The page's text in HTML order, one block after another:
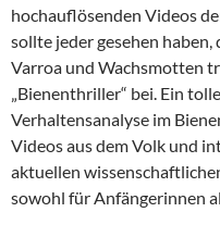
hochauflösenden Videos
sollte jeder gesehen haben,
Varroa und Wachsmotten
„Bienenthriller“ bei. Ein
Verhaltensanalyse im
Videos aus dem Volk und
aktuellen
sowohl für Anfängerinnen